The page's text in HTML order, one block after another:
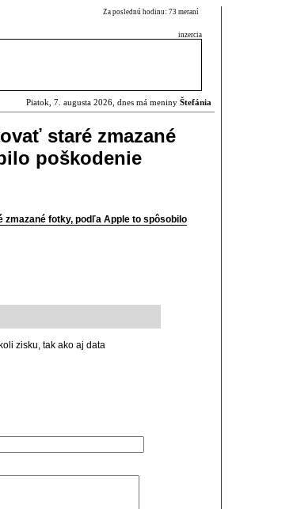
Za poslednú hodinu: 73 meraní
inzercia
Piatok, 7. augusta 2026, dnes má meniny Štefánia
staré zmazané
poškodenie
fotky, podľa Apple to spôsobilo
zisku, tak ako aj data